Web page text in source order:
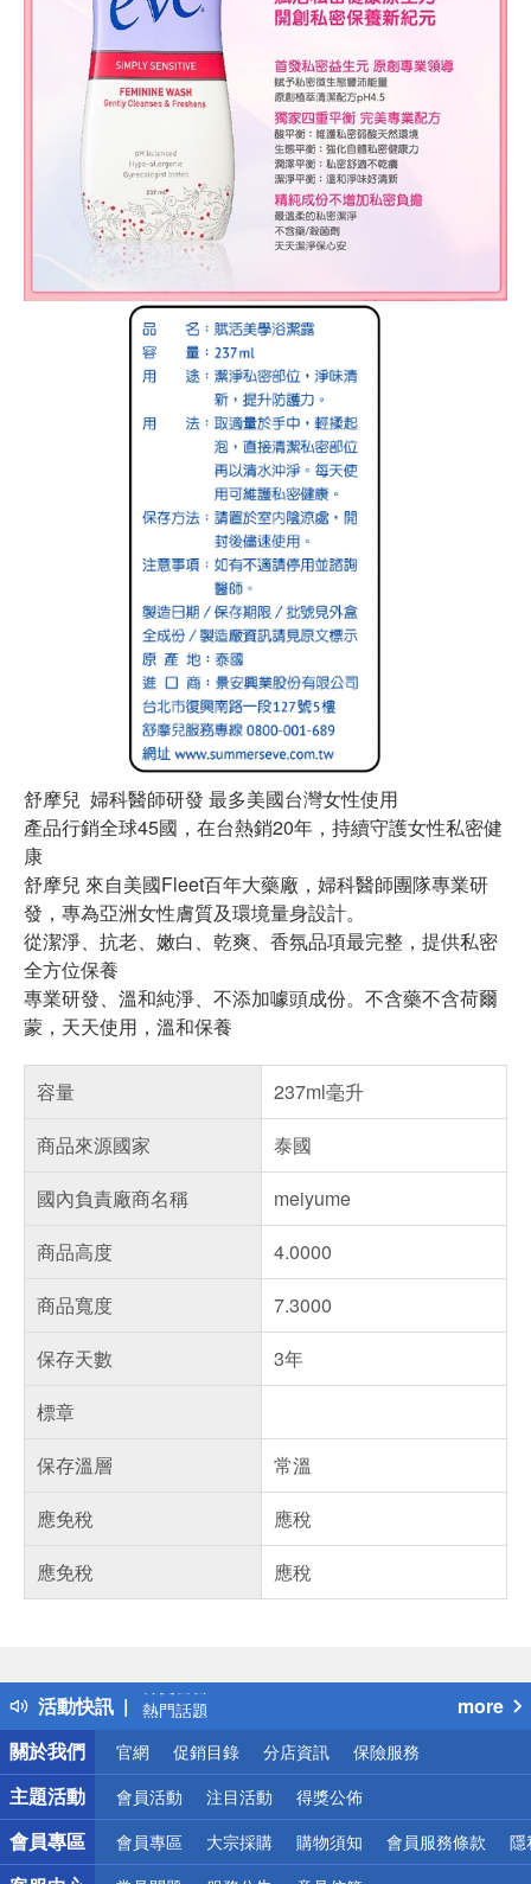
舒摩兒 婦科醫師研發 最多美國台灣女性使用
產品行銷全球45國，在台熱銷20年，持續守護女性私密健
康
舒摩兒 來自美國Fleet百年大藥廠，婦科醫師團隊專業研
發，專為亞洲女性膚質及環境量身設計。
從潔淨、抗老、嫩白、乾爽、香氛品項最完整，提供私密
全方位保養
專業研發、溫和純淨、不添加噱頭成份。不含藥不含荷爾
蒙，天天使用，溫和保養
容量
237ml毫升
商品來源國家
泰國
國內負責廠商名稱
meiyume
商品高度
4.0000
商品寬度
7.3000
保存天數
3年
標章
保存溫層
常溫
應免稅
應稅
應免稅
應稅
活動快訊
得獎公告
熱門話題
銀行優惠
偏遠地區配送
詐騙網頁！請小心！
more
關於我們
官網 促銷目錄 分店資訊 保險服務
主題活動 會員活動 注目活動 得獎公佈
會員專區 會員專區 大宗採購 購物須知 會員服務條款 隱